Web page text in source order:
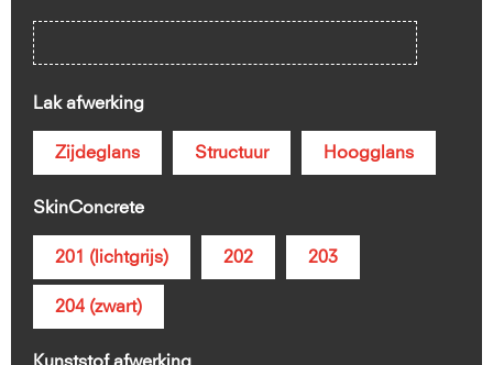
Lak afwerking
Zijdeglans Structuur Hoogglans
SkinConcrete
201 (lichtgrijs) 202 203
204 (zwart)